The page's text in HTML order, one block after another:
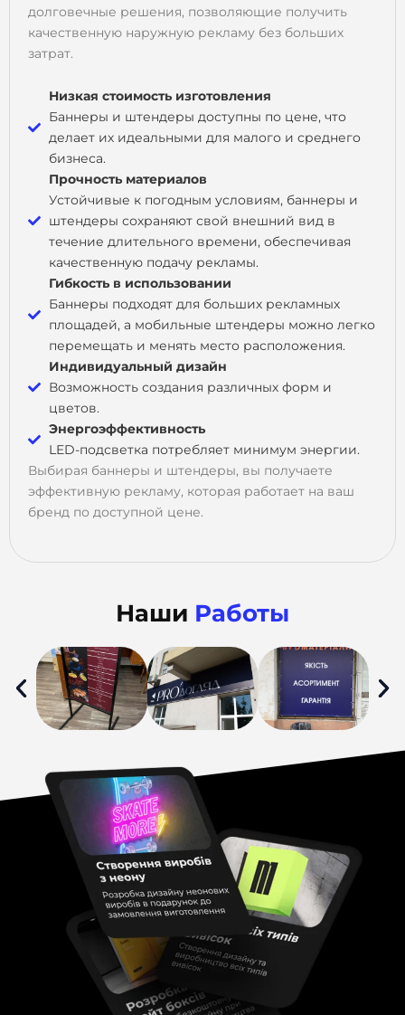
долговечные решения, позволяющие получить
качественную наружную рекламу без больших
затрат.
Низкая стоимость изготовления
Баннеры и штендеры доступны по цене, что
делает их идеальными для малого и среднего
бизнеса.
Прочность материалов
Устойчивые к погодным условиям, баннеры и
штендеры сохраняют свой внешний вид в
течение длительного времени, обеспечивая
качественную подачу рекламы.
Гибкость в использовании
Баннеры подходят для больших рекламных
площадей, а мобильные штендеры можно легко
перемещать и менять место расположения.
Индивидуальный дизайн
Возможность создания различных форм и
цветов.
Энергоэффективность
LED-подсветка потребляет минимум энергии.
Выбирая баннеры и штендеры, вы получаете
эффективную рекламу, которая работает на ваш
бренд по доступной цене.
Наши Работы